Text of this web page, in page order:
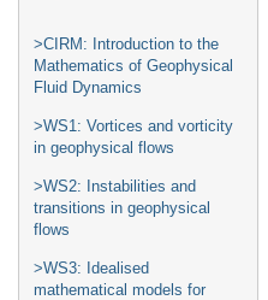
>CIRM: Introduction to the
Mathematics of Geophysical
Fluid Dynamics
>WS1: Vortices and vorticity
in geophysical flows
>WS2: Instabilities and
transitions in geophysical
flows
>WS3: Idealised
mathematical models for